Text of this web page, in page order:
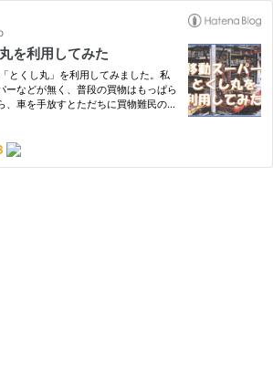
を利用してみた
とくし丸」を利用してみました。私
ーなどが無く、普段の買物はもっぱら
、車を手放すとただちに買物難民の仲